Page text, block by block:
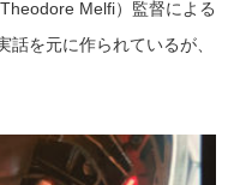
Melfi）監督による
を元に作られているが、